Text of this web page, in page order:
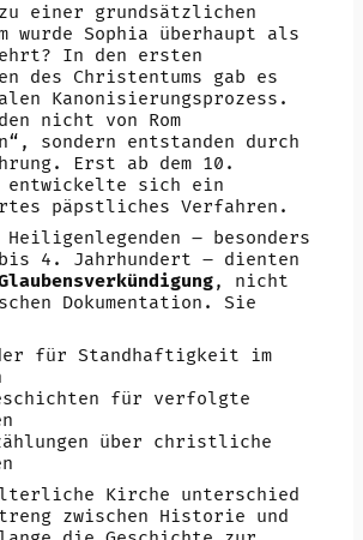
einer grundsätzlichen
wurde Sophia überhaupt als
In den ersten
des Christentums gab es
Kanonisierungsprozess.
nicht von Rom
sondern entstanden durch
Erst ab dem 10.
entwickelte sich ein
päpstliches Verfahren.
– besonders
4. Jahrhundert – dienten
, nicht
Dokumentation. Sie
für Standhaftigkeit im
für verfolgte
über christliche
Kirche unterschied
zwischen Historie und